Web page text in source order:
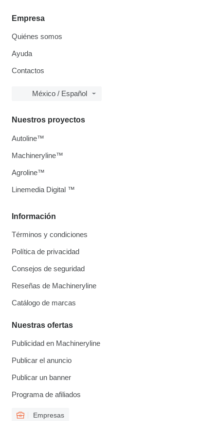
Empresa
Quiénes somos
Ayuda
Contactos
México / Español
Información
Términos y condiciones
Política de privacidad
Consejos de seguridad
Reseñas de Machineryline
Catálogo de marcas
Nuestras ofertas
Publicidad en Machineryline
Publicar el anuncio
Publicar un banner
Programa de afiliados
Empresas
Nuestros proyectos
Autoline™
Machineryline™
Agroline™
Linemedia Digital ™